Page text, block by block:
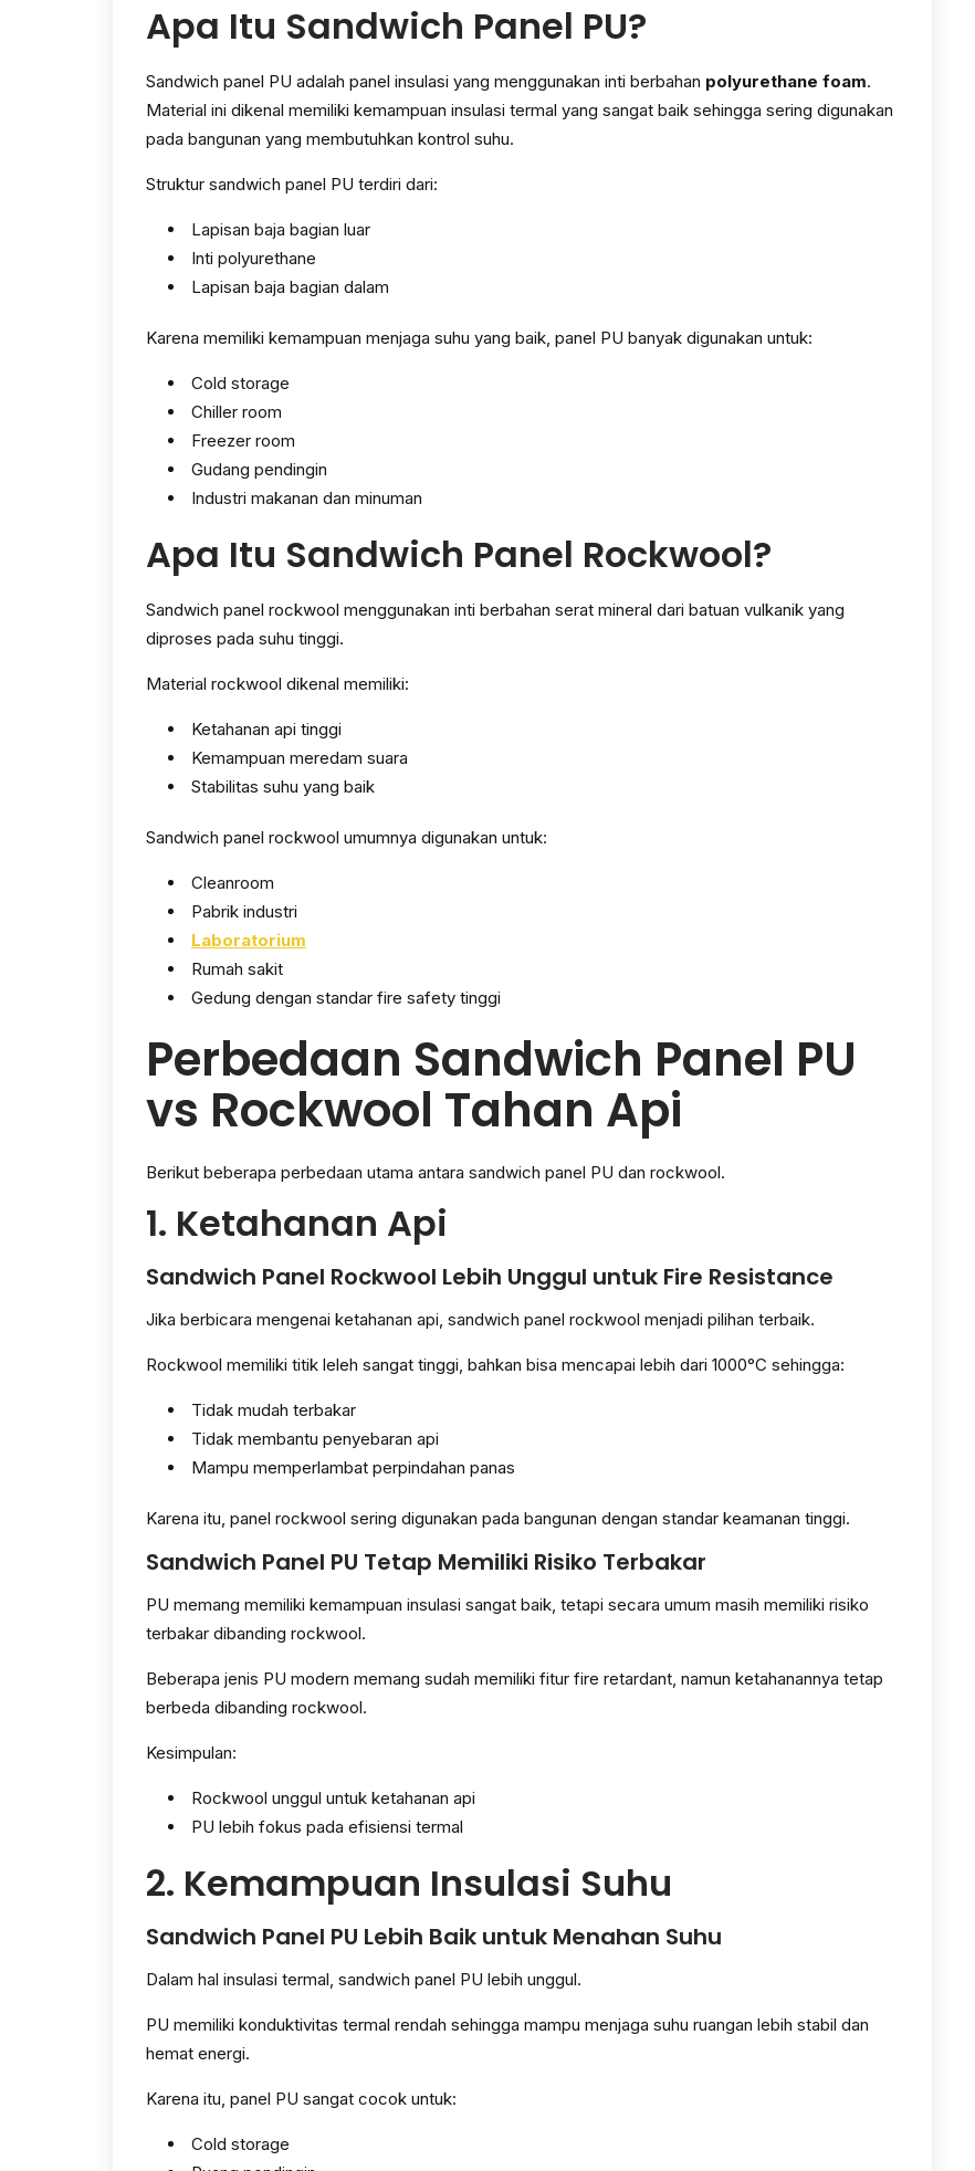
Apa Itu Sandwich Panel PU?
Sandwich panel PU adalah panel insulasi yang menggunakan inti berbahan polyurethane foam.
Material ini dikenal memiliki kemampuan insulasi termal yang sangat baik sehingga sering digunakan
pada bangunan yang membutuhkan kontrol suhu.
Struktur sandwich panel PU terdiri dari:
Lapisan baja bagian luar
Inti polyurethane
Lapisan baja bagian dalam
Karena memiliki kemampuan menjaga suhu yang baik, panel PU banyak digunakan untuk:
Cold storage
Chiller room
Freezer room
Gudang pendingin
Industri makanan dan minuman
Apa Itu Sandwich Panel Rockwool?
Sandwich panel rockwool menggunakan inti berbahan serat mineral dari batuan vulkanik yang
diproses pada suhu tinggi.
Material rockwool dikenal memiliki:
Ketahanan api tinggi
Kemampuan meredam suara
Stabilitas suhu yang baik
Sandwich panel rockwool umumnya digunakan untuk:
Cleanroom
Pabrik industri
Laboratorium
Rumah sakit
Gedung dengan standar fire safety tinggi
Perbedaan Sandwich Panel PU
vs Rockwool Tahan Api
Berikut beberapa perbedaan utama antara sandwich panel PU dan rockwool.
1. Ketahanan Api
Sandwich Panel Rockwool Lebih Unggul untuk Fire Resistance
Jika berbicara mengenai ketahanan api, sandwich panel rockwool menjadi pilihan terbaik.
Rockwool memiliki titik leleh sangat tinggi, bahkan bisa mencapai lebih dari 1000°C sehingga:
Tidak mudah terbakar
Tidak membantu penyebaran api
Mampu memperlambat perpindahan panas
Karena itu, panel rockwool sering digunakan pada bangunan dengan standar keamanan tinggi.
Sandwich Panel PU Tetap Memiliki Risiko Terbakar
PU memang memiliki kemampuan insulasi sangat baik, tetapi secara umum masih memiliki risiko
terbakar dibanding rockwool.
Beberapa jenis PU modern memang sudah memiliki fitur fire retardant, namun ketahanannya tetap
berbeda dibanding rockwool.
Kesimpulan:
Rockwool unggul untuk ketahanan api
PU lebih fokus pada efisiensi termal
2. Kemampuan Insulasi Suhu
Sandwich Panel PU Lebih Baik untuk Menahan Suhu
Dalam hal insulasi termal, sandwich panel PU lebih unggul.
PU memiliki konduktivitas termal rendah sehingga mampu menjaga suhu ruangan lebih stabil dan
hemat energi.
Karena itu, panel PU sangat cocok untuk:
Cold storage